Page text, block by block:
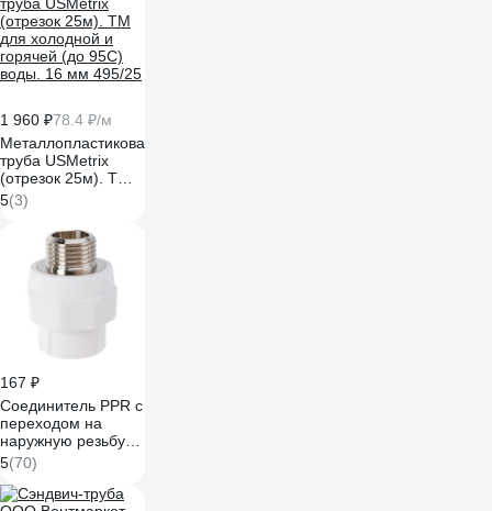
1 960 ₽78.4 ₽/м
Металлопластиковая
труба USMetrix
(отрезок 25м). ТМ
для холодной и
горячей (до 95С)
воды. 16 мм 495/25
5(3)
167 ₽
Соединитель PPR с
переходом на
наружную резьбу
20х1/2 Valtec
VTp.701.0.02004
5(70)